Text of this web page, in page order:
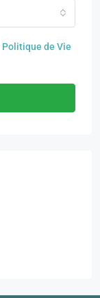
Politique de Vie